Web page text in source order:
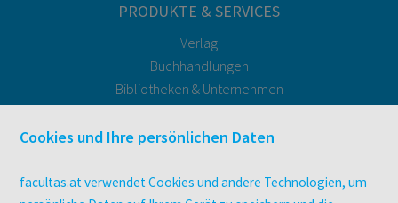
PRODUKTE & SERVICES
Verlag
Buchhandlungen
Bibliotheken & Unternehmen
Druckerei facultas druckt.
Zeitschriften
Cookies und Ihre persönlichen Daten
facultas.at verwendet Cookies und andere Technologien, um